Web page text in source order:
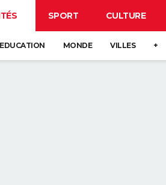
SPORT CULTURE
EDUCATION MONDE VILLES +